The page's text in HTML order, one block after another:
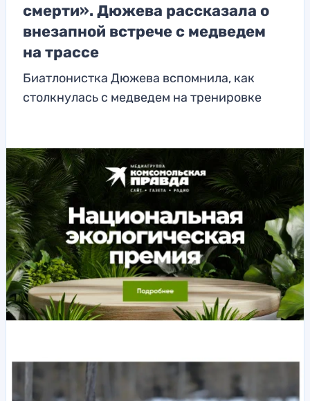
смерти». Дюжева рассказала о
внезапной встрече с медведем
на трассе
Биатлонистка Дюжева вспомнила, как
столкнулась с медведем на тренировке